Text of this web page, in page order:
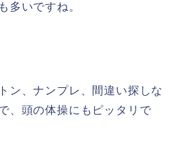
多いですね。
ン、ナンプレ、間違い探しな
、頭の体操にもピッタリで